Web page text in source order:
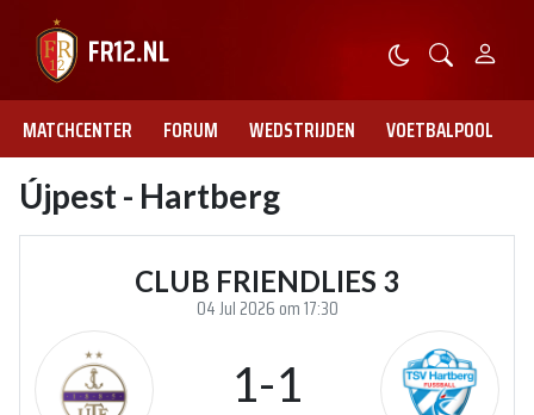
MATCHCENTER FORUM WEDSTRIJDEN VOETBALPOOL
Újpest - Hartberg
CLUB FRIENDLIES 3
04 Jul 2026 om 17:30
1-1